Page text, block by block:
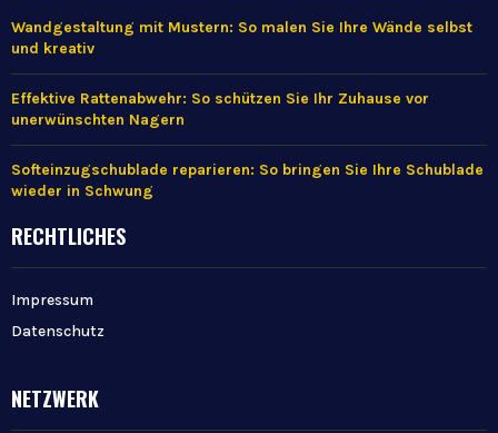
Wandgestaltung mit Mustern: So malen Sie Ihre Wände selbst
und kreativ
Effektive Rattenabwehr: So schützen Sie Ihr Zuhause vor
unerwünschten Nagern
Softeinzugschublade reparieren: So bringen Sie Ihre Schublade
wieder in Schwung
RECHTLICHES
Impressum
Datenschutz
NETZWERK